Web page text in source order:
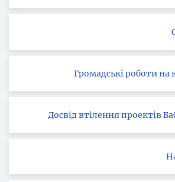
Громадські роботи на
Досвід втілення проектів